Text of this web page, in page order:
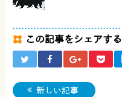
この記事をシェアする
新しい記事